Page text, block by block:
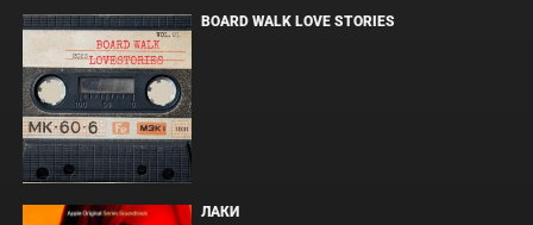
BOARD WALK LOVE STORIES
ЛАКИ